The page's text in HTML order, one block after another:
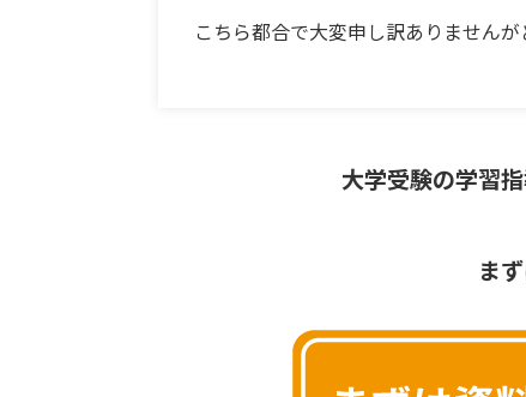
こちら都合で大変申し訳ありませんが
大学受験の学習
ま